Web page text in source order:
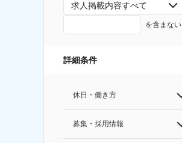
求人掲載内容すべて
を含まない
詳細条件
休日・働き方
募集・採用情報